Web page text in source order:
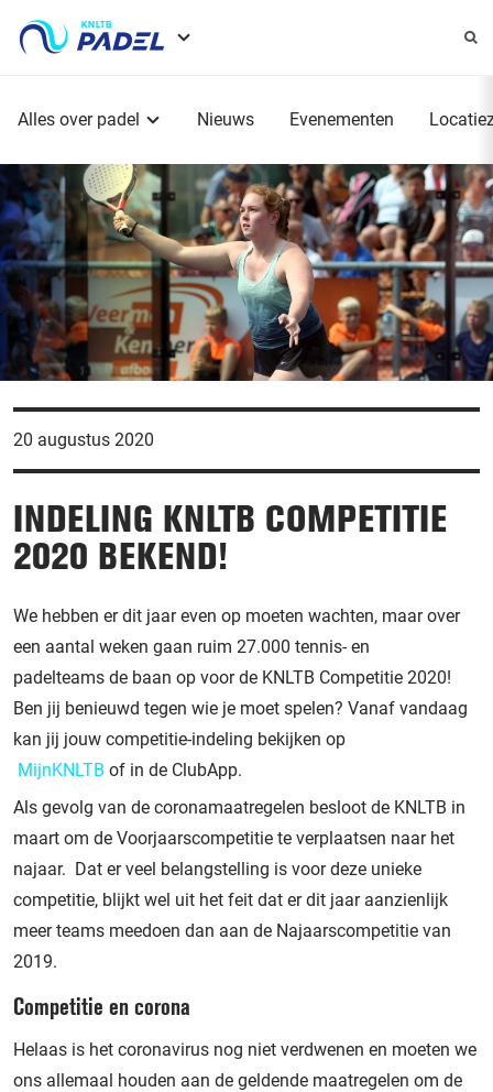
Alles over padel Nieuws Evenementen
20 augustus 2020
INDELING KNLTB COMPETITIE
2020 BEKEND!
We hebben er dit jaar even op moeten wachten, maar over
een aantal weken gaan ruim 27.000 tennis- en
padelteams de baan op voorde KNLTB Competitie 2020!
Ben jij benieuwd tegen wie je moet spelen? Vanaf vandaag
kan jij jouw competitie-indeling bekijken op
MijnKNLTB of in de ClubApp.
Als gevolg van de coronamaatregelen besloot de KNLTB in
maart om de Voorjaarscompetitie te verplaatsen naar het
najaar. Dat er veel belangstelling is voor deze unieke
competitie, blijkt wel uit het feit dat er dit jaar aanzienlijk
meer teams meedoen dan aan de Najaarscompetitie van
2019.
Competitie en corona
Helaas is het coronavirus nog niet verdwenen en moeten we
ons allemaal houden aan de geldende maatregelen om de